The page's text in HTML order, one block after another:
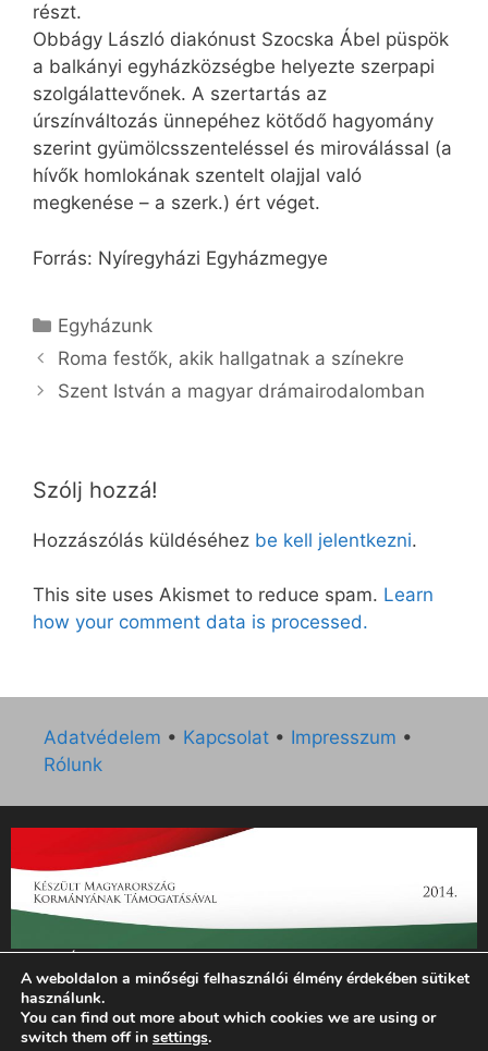
részt.
Obbágy László diakónust Szocska Ábel püspök
a balkányi egyházközségbe helyezte szerpapi
szolgálattevőnek. A szertartás az
úrszínváltozás ünnepéhez kötődő hagyomány
szerint gyümölcsszenteléssel és miroválással (a
hívők homlokának szentelt olajjal való
megkenése – a szerk.) ért véget.
Forrás: Nyíregyházi Egyházmegye
Kategória
Egyházunk
Roma festők, akik hallgatnak a színekre
Szent István a magyar drámairodalomban
Szólj hozzá!
Hozzászólás küldéséhez be kell jelentkezni.
This site uses Akismet to reduce spam. Learn
how your comment data is processed.
Adatvédelem • Kapcsolat • Impresszum •
Rólunk
„Az Új Ember katolikus hetilap 2014. évi működésének
támogatását az EGYH-KCP-14-P-0121 sz. támogatási
szerződés keretében 3 000 000 Ft összegben támogatta az
Emberi Erőforrások Minisztériuma.”
A weboldalon a minőségi felhasználói élmény érdekében sütiket
használunk.
You can find out more about which cookies we are using or
switch them off in settings.